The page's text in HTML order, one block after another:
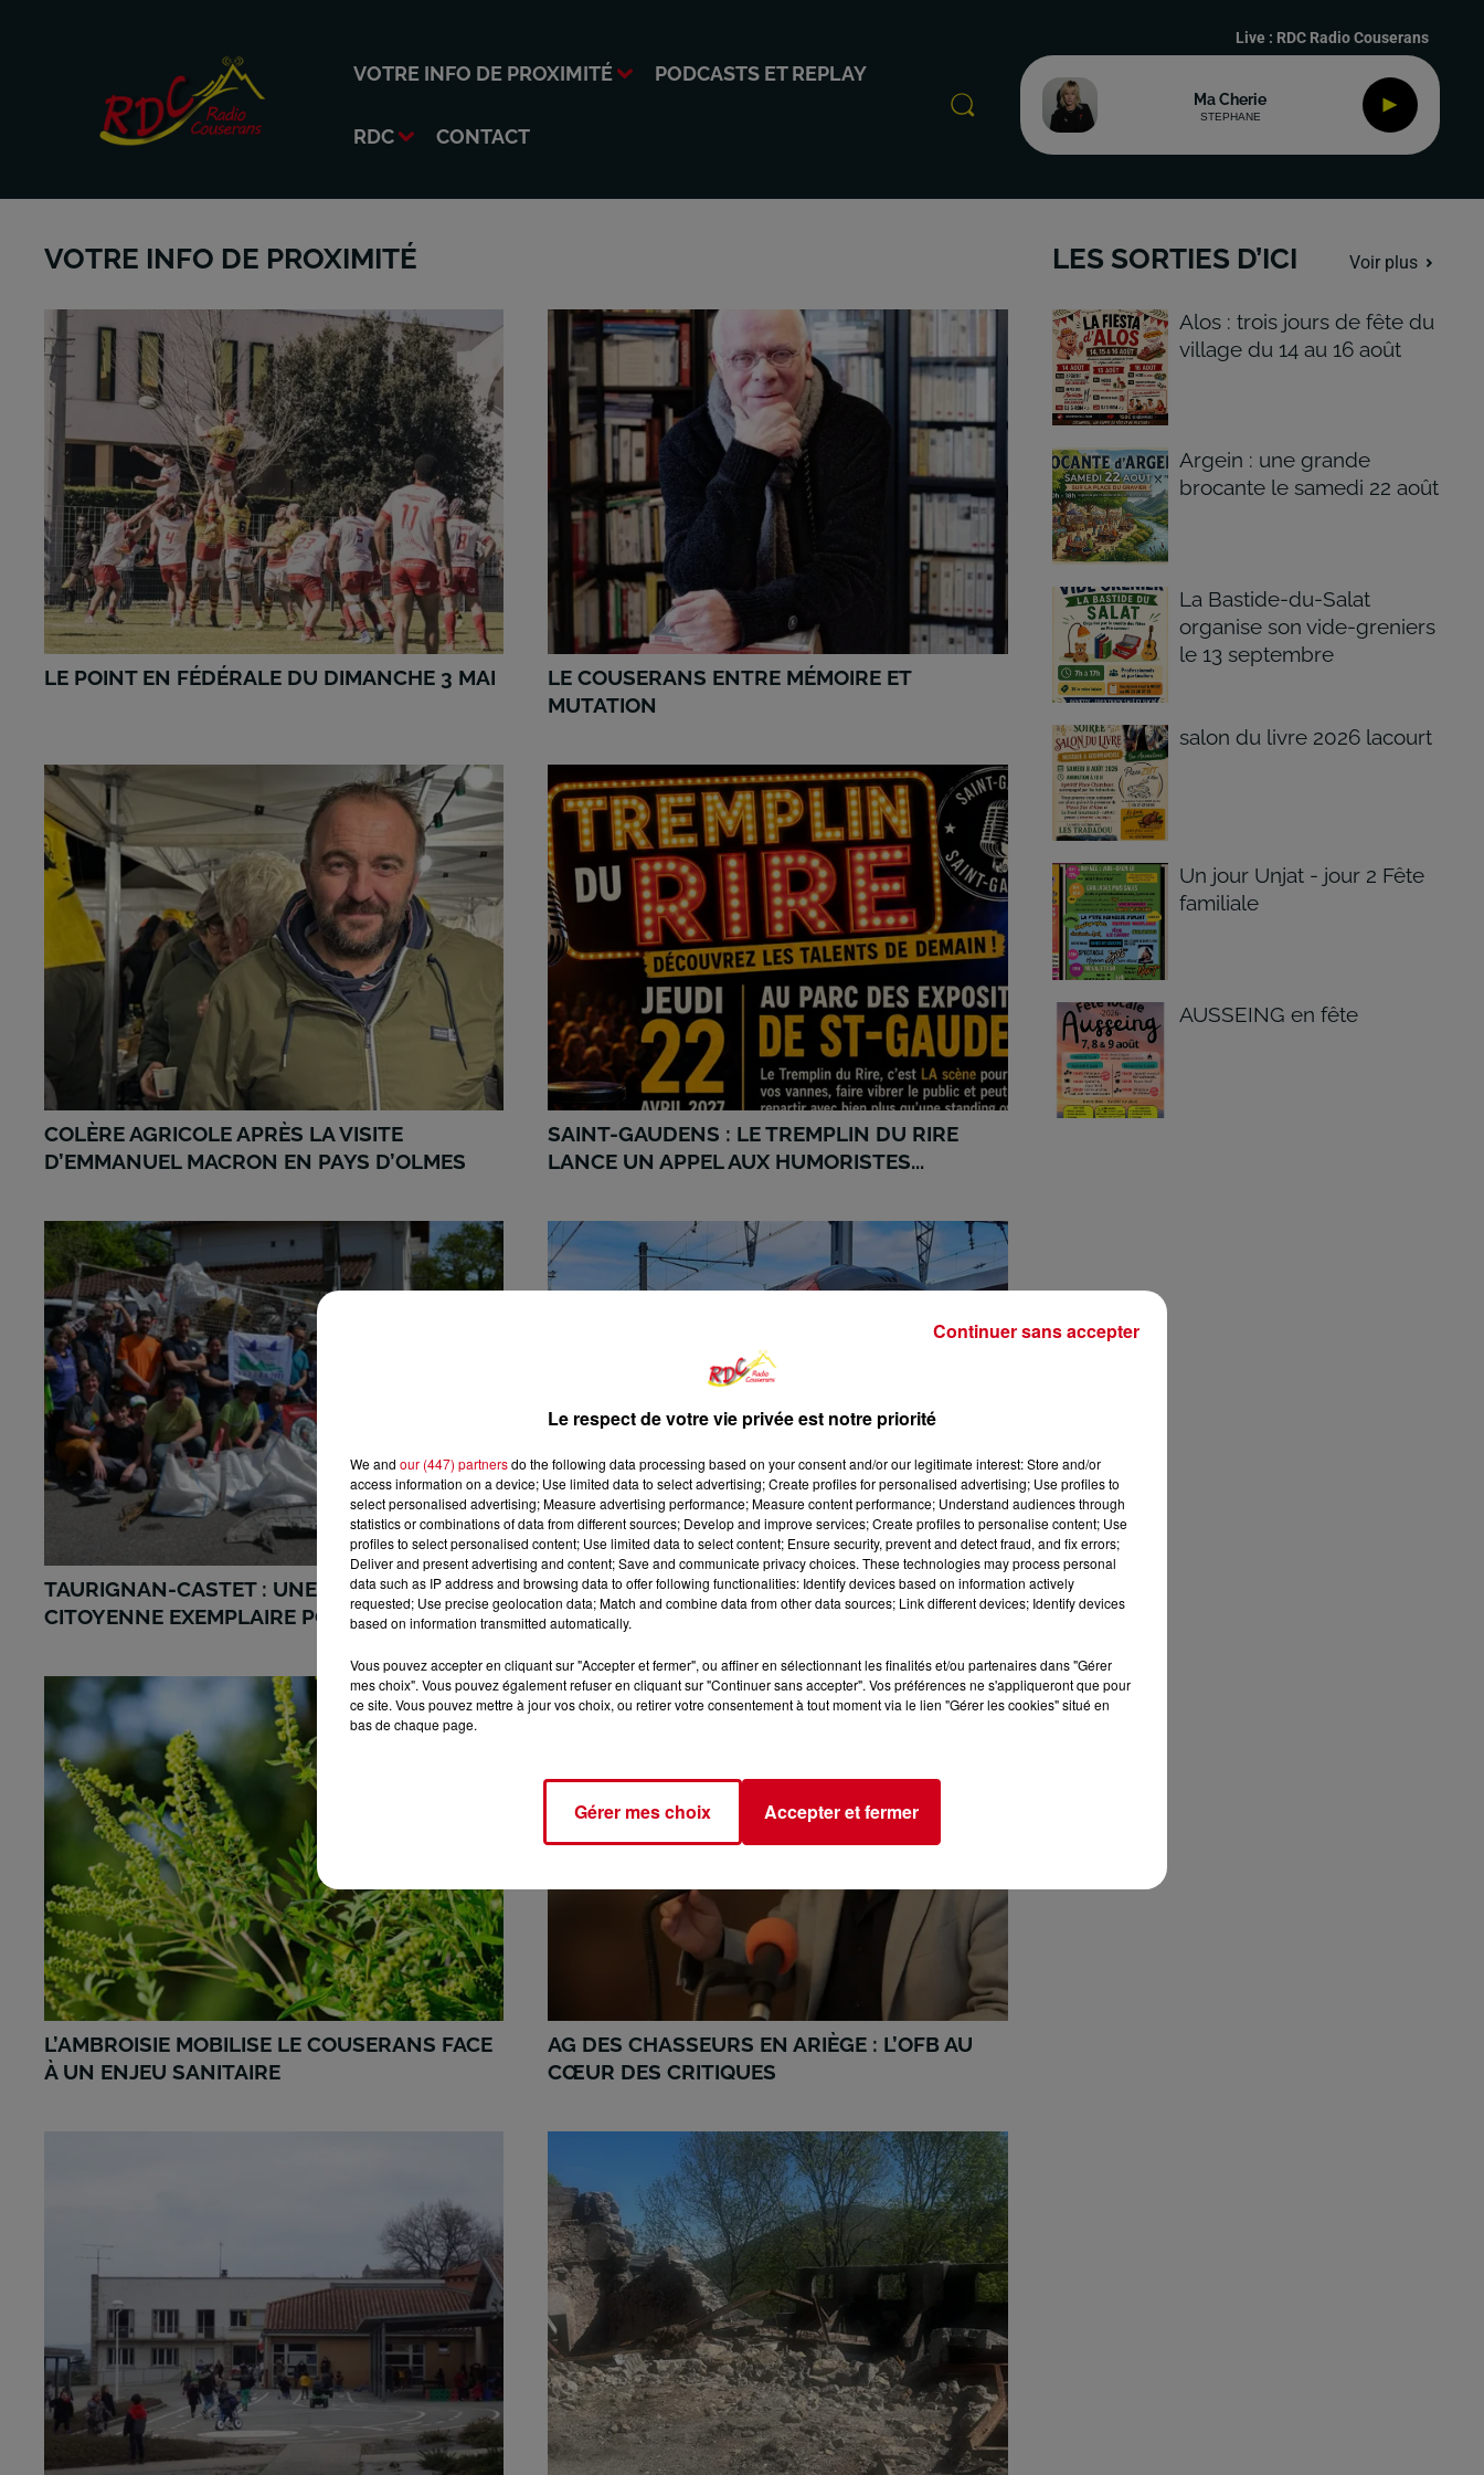
VOTRE INFO DE PROXIMITÉ PODCASTS ET REPLAY
RDC CONTACT
Live : RDC Radio Couserans
Ma Cherie
STEPHANE
VOTRE INFO DE PROXIMITÉ
LE POINT EN FÉDÉRALE DU DIMANCHE 3 MAI
LE COUSERANS ENTRE MÉMOIRE ET
MUTATION
COLÈRE AGRICOLE APRÈS LA VISITE
D’EMMANUEL MACRON EN PAYS D’OLMES
SAINT-GAUDENS : LE TREMPLIN DU RIRE
LANCE UN APPEL AUX HUMORISTES...
TAURIGNAN-CASTET : UNE MOBILISATION
CITOYENNE EXEMPLAIRE POUR...
WEEK-END « TRAIN À 1 € » : EXTENSION
EXCEPTIONNELLE AU VENDREDI 1ER...
L’AMBROISIE MOBILISE LE COUSERANS FACE
À UN ENJEU SANITAIRE
AG DES CHASSEURS EN ARIÈGE : L’OFB AU
CŒUR DES CRITIQUES
LES SORTIES D’ICI Voir plus
Alos : trois jours de fête du
village du 14 au 16 août
Argein : une grande
brocante le samedi 22 août
La Bastide-du-Salat
organise son vide-greniers
le 13 septembre
salon du livre 2026 lacourt
Un jour Unjat - jour 2 Fête
familiale
AUSSEING en fête
Le respect de votre vie privée est notre priorité
We and our (447) partnersdo the following data processing based on your consent and/or our legitimate interest: Store and/or
access information on a device; Use limited data to select advertising; Create profiles for personalised advertising; Use profiles to
select personalised advertising; Measure advertising performance; Measure content performance; Understand audiences through
statistics or combinations of data from different sources; Develop and improve services; Create profiles to personalise content; Use
profiles to select personalised content; Use limited data to select content; Ensure security, prevent and detect fraud, and fix errors;
Deliver and present advertising and content; Save and communicate privacy choices. These technologies may process personal
data such as IP address and browsing data to offer following functionalities: Identify devices based on information actively
requested; Use precise geolocation data; Match and combine data from other data sources; Link different devices; Identify devices
based on information transmitted automatically.
Vous pouvez accepter en cliquant sur "Accepter et fermer", ou affiner en sélectionnant les finalités et/ou partenaires dans "Gérer
mes choix". Vous pouvez également refuser en cliquant sur "Continuer sans accepter". Vos préférences ne s'appliqueront que pour
ce site. Vous pouvez mettre à jour vos choix, ou retirer votre consentement à tout moment via le lien "Gérer les cookies" situé en
bas de chaque page.
Gérer mes choix Accepter et fermer
Continuer sans accepter